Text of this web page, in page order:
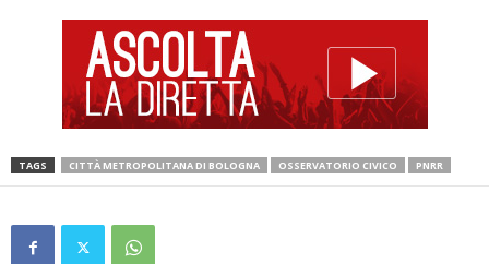
TAGS CITTÀ METROPOLITANA DI BOLOGNA OSSERVATORIO CIVICO PNRR